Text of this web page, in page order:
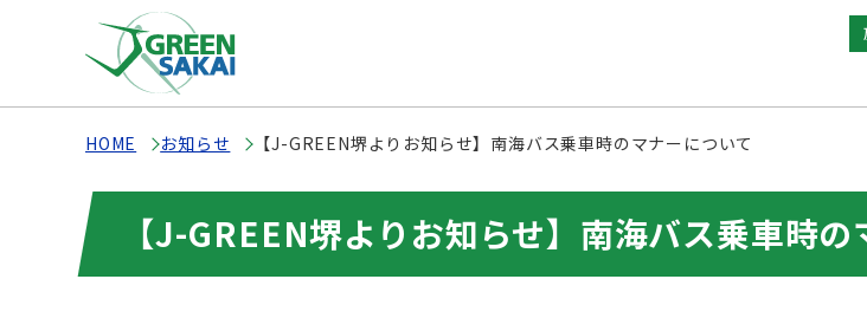
HOME お知らせ 【J-GREEN堺よりお知らせ】南海バス乗車時のマナーについて
【J-GREEN堺よりお知らせ】南海バス乗車時